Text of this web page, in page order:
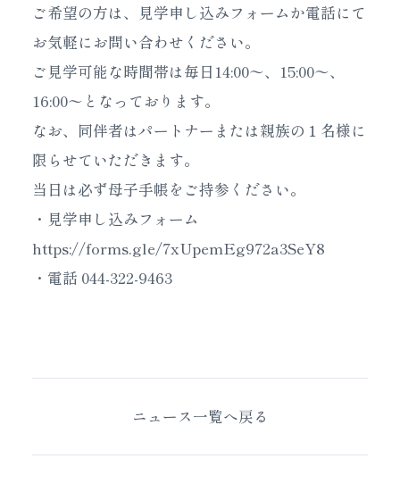
ご希望の方は、見学申し込みフォームか電話にて
お気軽にお問い合わせください。
ご見学可能な時間帯は毎日14:00〜、15:00〜、
16:00〜となっております。
なお、同伴者はパートナーまたは親族の１名様に
限らせていただきます。
当日は必ず母子手帳をご持参ください。
・見学申し込みフォーム
https://forms.gle/7xUpemEg972a3SeY8
・電話 044-322-9463
ニュース一覧へ戻る